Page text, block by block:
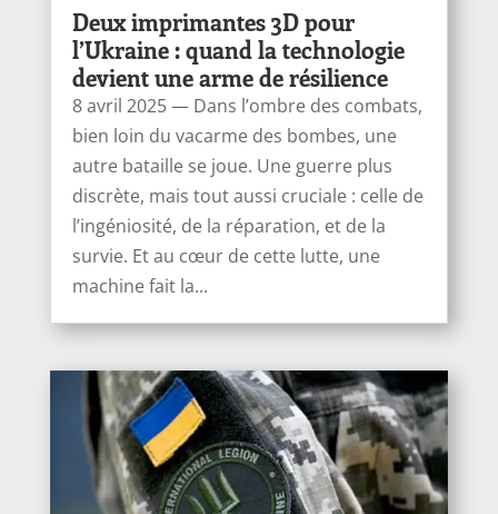
Deux imprimantes 3D pour
l’Ukraine : quand la technologie
devient une arme de résilience
8 avril 2025 — Dans l’ombre des combats,
bien loin du vacarme des bombes, une
autre bataille se joue. Une guerre plus
discrète, mais tout aussi cruciale : celle de
l’ingéniosité, de la réparation, et de la
survie. Et au cœur de cette lutte, une
machine fait la...